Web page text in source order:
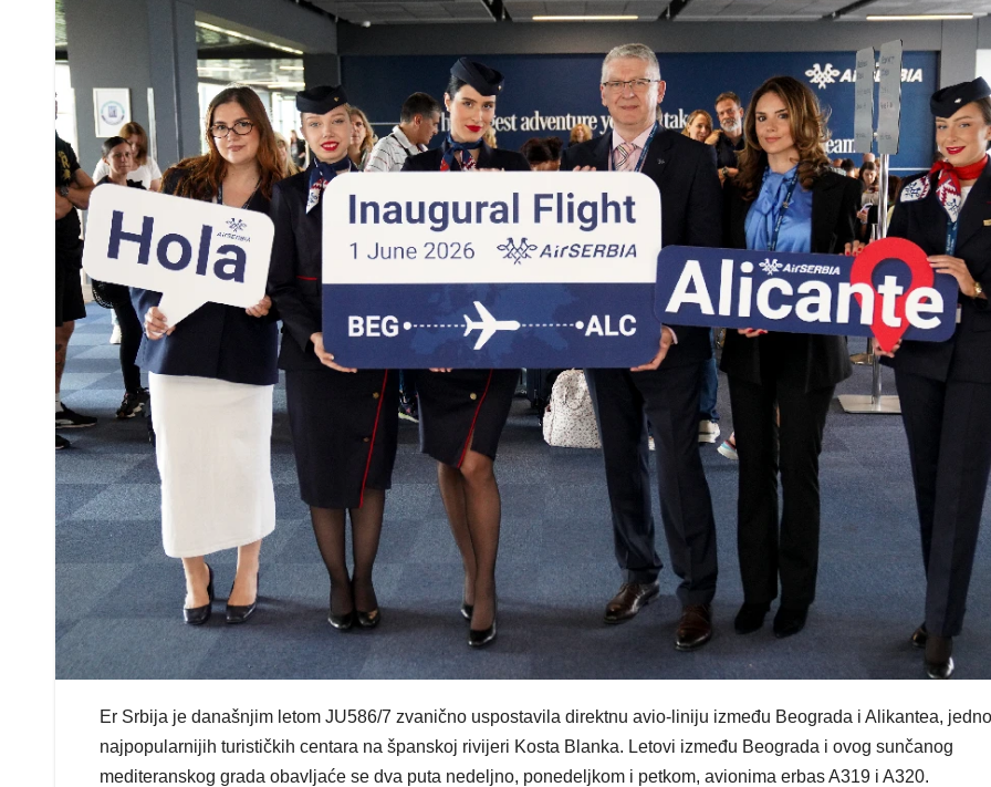
Er Srbija je današnjim letom JU586/7 zvanično uspostavila direktnu avio-liniju između Beograda i Alikantea,
najpopularnijih turističkih centara na španskoj rivijeri Kosta Blanka. Letovi između Beograda i ovog sunčanog
mediteranskog grada obavljaće se dva puta nedeljno, ponedeljkom i petkom, avionima erbas A319 i A320.
VIKEND FERMARKET
Novi
Odiseja
širom
ali i